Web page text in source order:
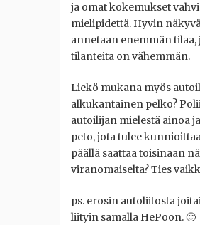
ja omat kokemukset
mielipidettä. Hyvin
annetaan enemmän tilaa,
tilanteita on vähemmän.
Liekö mukana myös
alkukantainen pelko?
autoilijan mielestä ainoa
peto, jota tulee
päällä saattaa toisinaan
viranomaiselta? Ties
ps. erosin autoliitosta
liityin samalla HePoon. 🙂